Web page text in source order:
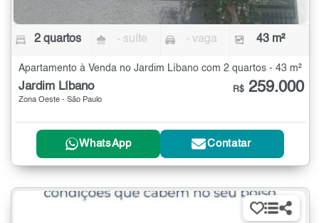
2 quartos - suíte - vaga 43 m²
Apartamento à Venda no Jardim Líbano com 2 quartos - 43 m²
Jardim Líbano
Zona Oeste - São Paulo
R$ 259.000
WhatsApp Contatar